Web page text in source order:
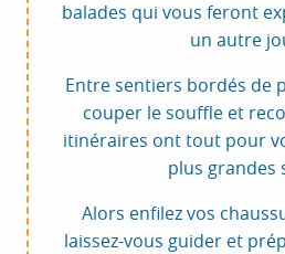
balades qui vous feront
un autre
Entre sentiers bordés de
couper le souffle et
itinéraires ont tout pour
plus grandes
Alors enfilez vos
laissez-vous guider et